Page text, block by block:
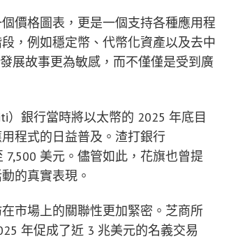
價格圖表，更是一個支持各種應用程
，例如穩定幣、代幣化資產以及去中
展故事更為敏感，而不僅僅是受到廣
）銀行當時將以太幣的 2025 年底目
程式的日益普及。渣打銀行
7,500 美元。儘管如此，花旗也曾提
的真實表現。
市場上的關聯性更加緊密。芝商所
年促成了近 3 兆美元的名義交易